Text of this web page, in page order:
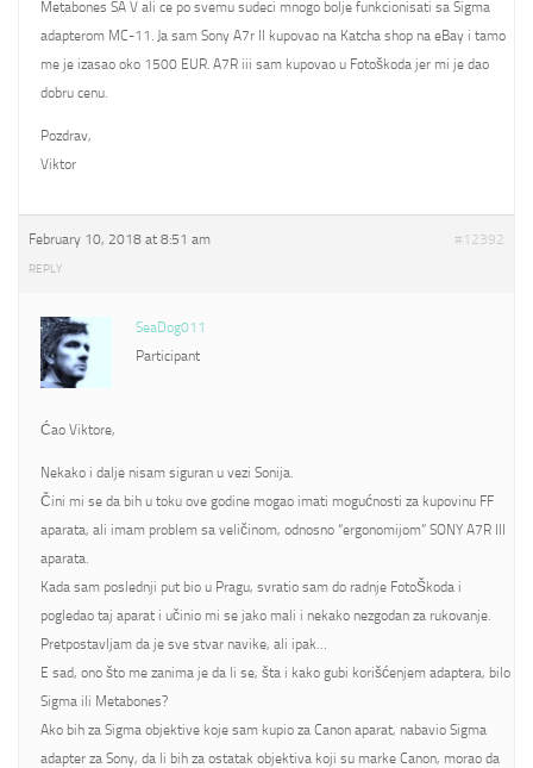
Metabones SA V ali ce po svemu sudeci mnogo bolje funkcionisati sa Sigma
adapterom MC-11. Ja sam Sony A7r II kupovao na Katcha shop na eBay i tamo
me je izasao oko 1500 EUR. A7R iii sam kupovao u Fotoškoda jer mi je dao
dobru cenu.
Pozdrav,
Viktor
February 10, 2018 at 8:51 am #12392
REPLY
SeaDog011
Participant
Ćao Viktore,
Nekako i dalje nisam siguran u vezi Sonija.
Čini mi se da bih u toku ove godine mogao imati mogućnosti za kupovinu FF
aparata, ali imam problem sa veličinom, odnosno “ergonomijom” SONY A7R III
aparata.
Kada sam poslednji put bio u Pragu, svratio sam do radnje FotoŠkoda i
pogledao taj aparat i učinio mi se jako mali i nekako nezgodan za rukovanje.
Pretpostavljam da je sve stvar navike, ali ipak…
E sad, ono što me zanima je da li se, šta i kako gubi korišćenjem adaptera, bilo
Sigma ili Metabones?
Ako bih za Sigma objektive koje sam kupio za Canon aparat, nabavio Sigma
adapter za Sony, da li bih za ostatak objektiva koji su marke Canon, morao da